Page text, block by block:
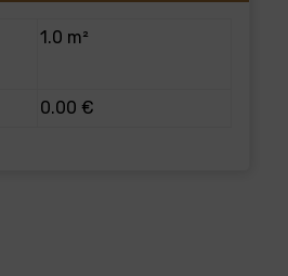
1.0 m²
0.00 €